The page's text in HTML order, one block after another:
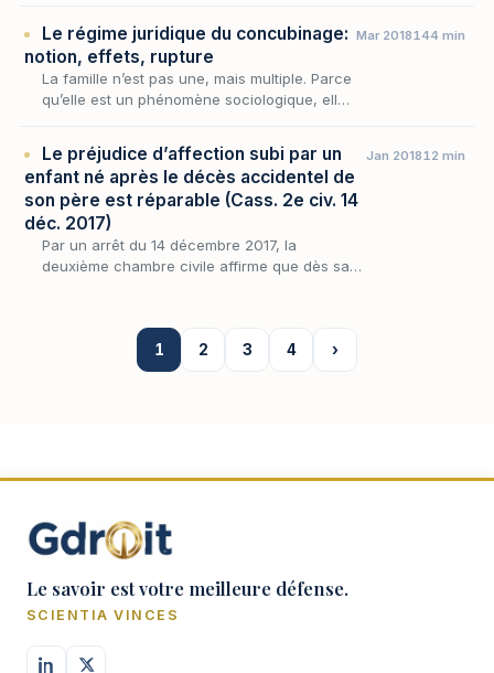
dans un…
Le régime juridique du concubinage:
notion, effets, rupture
La famille n’est pas une, mais multiple. Parce
qu’elle est un phénomène sociologique, elle
Mar 2018144 min
Le préjudice d’affection subi par un
enfant né après le décès accidentel de
son père est réparable (Cass. 2e civ. 14
déc. 2017)
Par un arrêt du 14 décembre 2017, la
deuxième chambre civile affirme que dès sa
Jan 201812 min
1 2 3 4 ›
Le savoir est votre meilleure défense.
SCIENTIA VINCES